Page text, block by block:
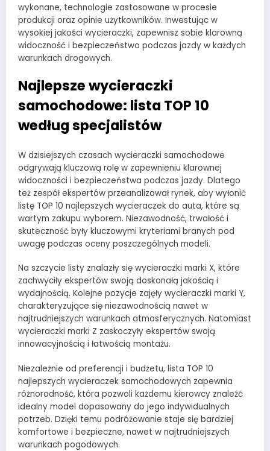
wykonane, technologie zastosowane w procesie
produkcji oraz opinie użytkowników. Inwestując w
wysokiej jakości wycieraczki, zapewnisz sobie klarowną
widoczność i bezpieczeństwo podczas jazdy w każdych
warunkach drogowych.
Najlepsze wycieraczki
samochodowe: lista TOP 10
według specjalistów
W dzisiejszych czasach wycieraczki samochodowe
odgrywają kluczową rolę w zapewnieniu klarownej
widoczności i bezpieczeństwa podczas jazdy. Dlatego
też zespół ekspertów przeanalizował rynek, aby wyłonić
listę TOP 10 najlepszych wycieraczek do auta, które są
wartym zakupu wyborem. Niezawodność, trwałość i
skuteczność były kluczowymi kryteriami branych pod
uwagę podczas oceny poszczególnych modeli.
Na szczycie listy znalazły się wycieraczki marki X, które
zachwyciły ekspertów swoją doskonałą jakością i
wydajnością. Kolejne pozycje zajęły wycieraczki marki Y,
charakteryzujące się niezawodnością nawet w
najtrudniejszych warunkach atmosferycznych. Natomiast
wycieraczki marki Z zaskoczyły ekspertów swoją
innowacyjnością i łatwością montażu.
Niezależnie od preferencji i budżetu, lista TOP 10
najlepszych wycieraczek samochodowych zapewnia
różnorodność, która pozwoli każdemu kierowcy znaleźć
idealny model dopasowany do jego indywidualnych
potrzeb. Dzięki temu podróżowanie staje się bardziej
komfortowe i bezpieczne, nawet w najtrudniejszych
warunkach pogodowych.